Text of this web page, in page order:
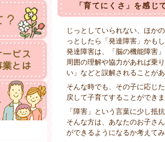
「育てにくさ」を感じ
じっとしていられない、ほか
っとしたら「発達障害」かも
発達障害は、「脳の機能障害
周囲の理解や協力があれば乗
い」などと誤解されることが
そんな時でも、その子に応じ
戻して子育てすることができ
「障害」という言葉に少し抵
そんな方は、あなたのお子さ
ができるようになるか考えて